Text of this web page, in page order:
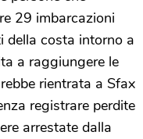
29 imbarcazioni
della costa intorno a
a raggiungere le
rientrata a Sfax
registrare perdite
arrestate dalla